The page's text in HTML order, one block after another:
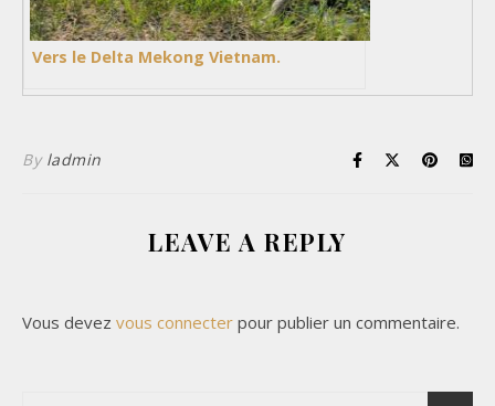
Vers le Delta Mekong Vietnam.
By ladmin
LEAVE A REPLY
Vous devez vous connecter pour publier un commentaire.